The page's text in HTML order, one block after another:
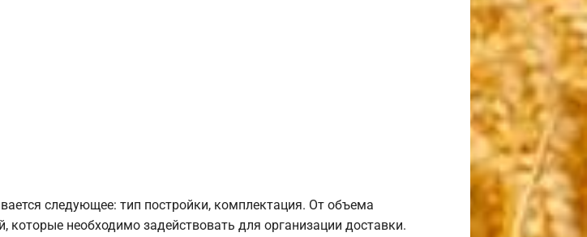
следующее: тип постройки, комплектация. От объема
которые необходимо задействовать для организации доставки.